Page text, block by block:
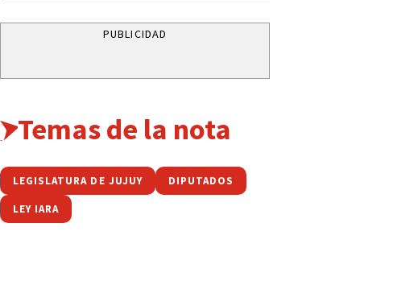
PUBLICIDAD
Temas de la nota
LEGISLATURA DE JUJUY DIPUTADOS
LEY IARA